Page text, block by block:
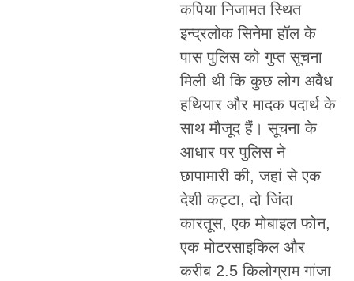
कपिया निजामत स्थित
इन्द्रलोक सिनेमा हॉल के
पास पुलिस को गुप्त सूचना
मिली थी कि कुछ लोग अवैध
हथियार और मादक पदार्थ के
साथ मौजूद हैं। सूचना के
आधार पर पुलिस ने
छापामारी की, जहां से एक
देशी कट्टा, दो जिंदा
कारतूस, एक मोबाइल फोन,
एक मोटरसाइकिल और
करीब 2.5 किलोग्राम गांजा